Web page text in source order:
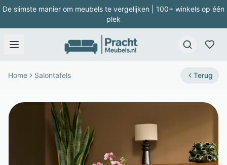
De slimste manier om meubels te vergelijken | 100+ winkels op één
plek
Home Salontafels Terug